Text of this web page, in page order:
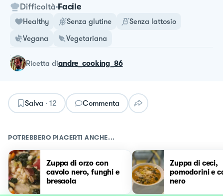
Difficoltà Facile
Healthy Senza glutine
Senza lattosio
Vegana
Vegetariana
ricetta diandre_cooking_86
Salva · 12 Commenta
POTREBBERO PIACERTI ANCHE...
Zuppa di orzo con
cavolo nero, funghi e
bresaola
Zuppa di ceci,
pomodorini e
nero